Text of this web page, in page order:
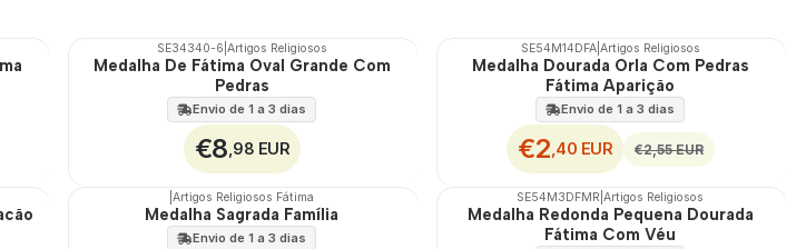
SE34340-6 Artigos Religiosos
Medalha De Fátima Oval Grande Com
Pedras
Envio de 1 a 3 dias
€8 ,98 EUR
DESCONTO
SE54M14DFA| Artigos Religiosos
Medalha Dourada Orla Com Pedras
Fátima Aparição
Envio de 1 a 3 dias
€2 ,40 EUR €2,55 EUR
|Artigos Religiosos Fátima
Medalha Sagrada Família
Envio de 1 a 3 dias
SE54M3DFMR |Artigos Religiosos
Medalha Redonda Pequena Dourada
Fátima Com Véu